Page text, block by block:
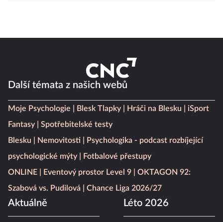
Další témata z našich webů
Moje Psychologie Blesk Tlapky Hráči na Blesku
iSport
Fantasy
Spotřebitelské testy
Blesku
Nemovitosti
Psychologika - podcast rozbíjející
psychologické mýty
Fotbalové přestupy
ONLINE
Eventový prostor Level 9
OKTAGON 92:
Szabová vs. Pudilová
Chance Liga 2026/27
Aktuálně Léto 2026